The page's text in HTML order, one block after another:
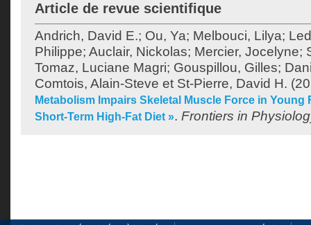
Article de revue scientifique
Andrich, David E.; Ou, Ya; Melbouci, Lilya;
Philippe; Auclair, Nickolas; Mercier, Jocelyne;
Tomaz, Luciane Magri; Gouspillou, Gilles;
Comtois, Alain-Steve et St-Pierre, David H.
Metabolism Impairs Skeletal Muscle Force in Young
Short-Term High-Fat Diet ». Frontiers in